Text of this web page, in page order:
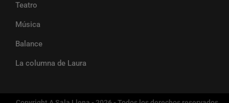
Teatro
Música
Balance
La columna de Laura